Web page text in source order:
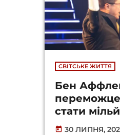
СВІТСЬКЕ ЖИТТЯ
Бен
стати
today 30 ЛИПНЯ,